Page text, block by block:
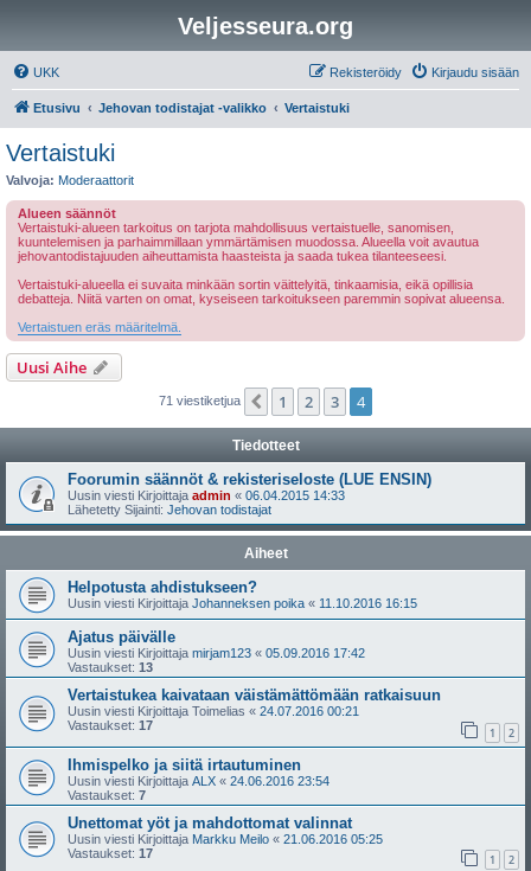
Veljesseura.org
UKK Kirjaudu sisään
Rekisteröidy
Etusivu Jehovan todistajat -valikko Vertaistuki
Vertaistuki
Valvoja: Moderaattorit
Alueen säännöt
Vertaistuki-alueen tarkoitus on tarjota mahdollisuus vertaistuelle, sanomisen,
kuuntelemisen ja parhaimmillaan ymmärtämisen muodossa. Alueella voit avautua
jehovantodistajuuden aiheuttamista haasteista ja saada tukea tilanteeseesi.
Vertaistuki-alueella ei suvaita minkään sortin väittelyitä, tinkaamisia, eikä opillisia
debatteja. Niitä varten on omat, kyseiseen tarkoitukseen paremmin sopivat alueensa.
Vertaistuen eräs määritelmä.
Uusi Aihe
71 viestiketjua Edellinen
1 2 3 4
Tiedotteet
Foorumin säännöt & rekisteriseloste (LUE ENSIN)
Uusin viesti Kirjoittaja admin « 06.04.2015 14:33
Lähetetty Sijainti: Jehovan todistajat
Aiheet
Helpotusta ahdistukseen?
Uusin viesti Kirjoittaja Johanneksen poika « 11.10.2016 16:15
Ajatus päivälle
Uusin viesti Kirjoittaja mirjam123 « 05.09.2016 17:42
Vastaukset: 13
Vertaistukea kaivataan väistämättömään ratkaisuun
Uusin viesti Kirjoittaja Toimelias « 24.07.2016 00:21
Vastaukset: 17 1 2
Ihmispelko ja siitä irtautuminen
Uusin viesti Kirjoittaja ALX « 24.06.2016 23:54
Vastaukset: 7
Unettomat yöt ja mahdottomat valinnat
Uusin viesti Kirjoittaja Markku Meilo « 21.06.2016 05:25
Vastaukset: 17 1 2